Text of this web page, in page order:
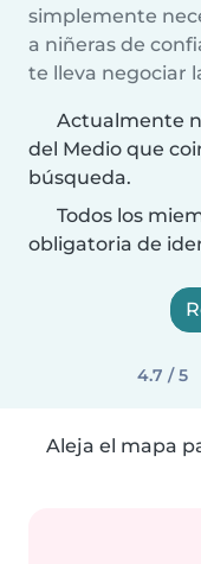
simplemente
a niñeras de
te lleva negociar
Actualmente
del Medio que
búsqueda.
Todos los
obligatoria de
4.7 / 5
Aleja el mapa